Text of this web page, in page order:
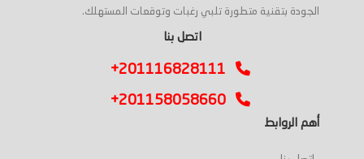
الجودة بتقنية متطورة تلبي رغبات وتوقعات المستهلك.
اتصل بنا
+201116828111
+201158058660
أهم الروابط